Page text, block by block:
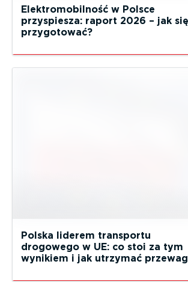
Elektromobilność w Polsce
przyspiesza: raport 2026 – jak się
przygotować?
Polska liderem transportu
drogowego w UE: co stoi za tym
wynikiem i jak utrzymać